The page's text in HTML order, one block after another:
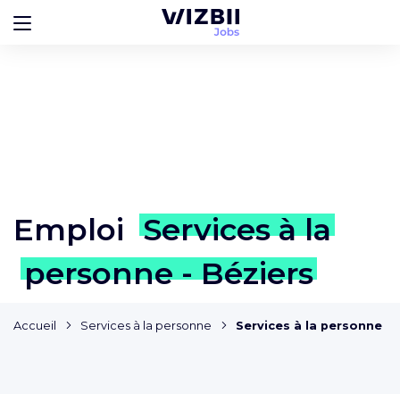
Emploi Services à la
personne - Béziers
Accueil Services à la personne Services à la personne -